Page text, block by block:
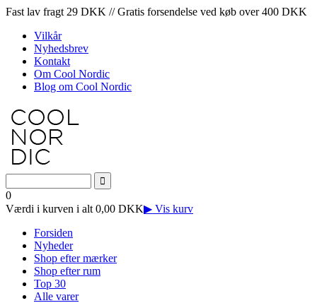
Fast lav fragt 29 DKK // Gratis forsendelse ved køb over 400 DKK
Vilkår
Nyhedsbrev
Kontakt
Om Cool Nordic
Blog om Cool Nordic
0
Værdi i kurven i alt 0,00 DKK▶ Vis kurv
Forsiden
Nyheder
Shop efter mærker
Shop efter rum
Top 30
Alle varer